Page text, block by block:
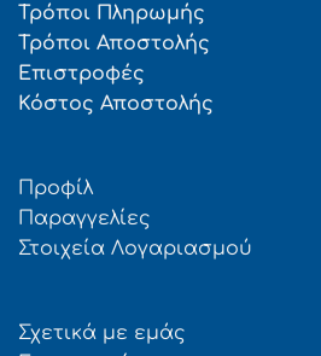
Τρόποι Πληρωμής
Τρόποι Αποστολής
Επιστροφές
Κόστος Αποστολής
Προφίλ
Παραγγελίες
Στοιχεία Λογαριασμού
Σχετικά με εμάς